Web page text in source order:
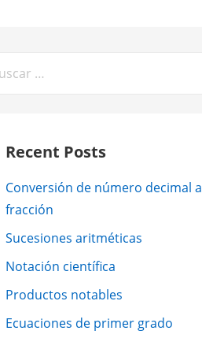
Recent Posts
Conversión de número decimal a
fracción
Sucesiones aritméticas
Notación científica
Productos notables
Ecuaciones de primer grado